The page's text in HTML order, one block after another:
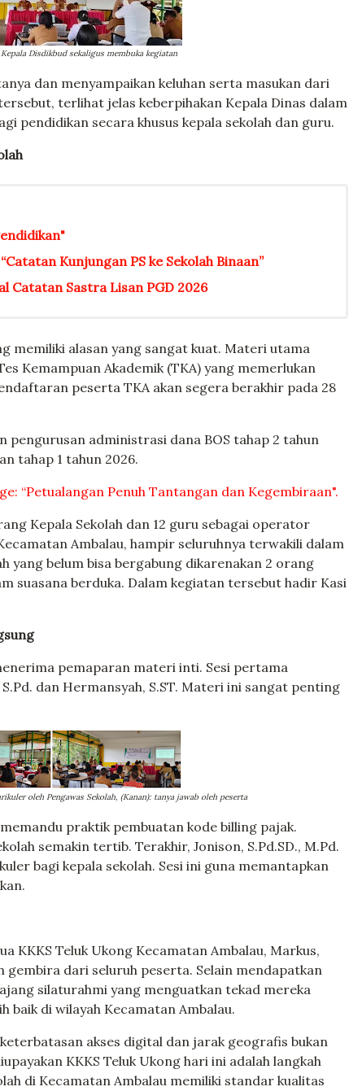
Disdikbud sekaligus membuka kegiatan
dan menyampaikan keluhan serta masukan dari
terlihat jelas keberpihakan Kepala Dinas dalam
pendidikan secara khusus kepala sekolah dan guru.
Kunjungan PS ke Sekolah Binaan”
Catatan Sastra Lisan PGD 2026
memiliki alasan yang sangat kuat. Materi utama
Kemampuan Akademik (TKA) yang memerlukan
peserta TKA akan segera berakhir pada 28
pengurusan administrasi dana BOS tahap 2 tahun
tahap 1 tahun 2026.
“Petualangan Penuh Tantangan dan Kegembiraan".
Kepala Sekolah dan 12 guru sebagai operator
Ambalau, hampir seluruhnya terwakili dalam
yang belum bisa bergabung dikarenakan 2 orang
suasana berduka. Dalam kegiatan tersebut hadir Kasi
pemaparan materi inti. Sesi pertama
dan Hermansyah, S.ST. Materi ini sangat penting
oleh Pengawas Sekolah, (Kanan): tanya jawab oleh peserta
praktik pembuatan kode billing pajak.
semakin tertib. Terakhir, Jonison, S.Pd.SD., M.Pd.
bagi kepala sekolah. Sesi ini guna memantapkan
KKKS Teluk Ukong Kecamatan Ambalau, Markus,
gembira dari seluruh peserta. Selain mendapatkan
silaturahmi yang menguatkan tekad mereka
baik di wilayah Kecamatan Ambalau.
akses digital dan jarak geografis bukan
KKKS Teluk Ukong hari ini adalah langkah
di Kecamatan Ambalau memiliki standar kualitas